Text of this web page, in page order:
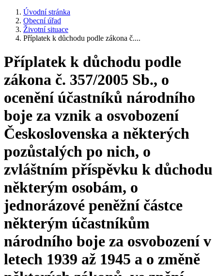
Úvodní stránka
Obecní úřad
Životní situace
Příplatek k důchodu podle zákona č....
Příplatek k důchodu podle
zákona č. 357/2005 Sb., o
ocenění účastníků národního
boje za vznik a osvobození
Československa a některých
pozůstalých po nich, o
zvláštním příspěvku k důchodu
některým osobám, o
jednorázové peněžní částce
některým účastníkům
národního boje za osvobození v
letech 1939 až 1945 a o změně